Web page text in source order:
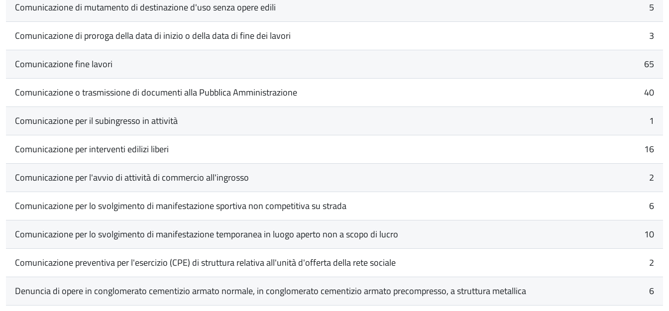
Comunicazione di mutamento di destinazione d'uso senza opere edili 5
Comunicazione di proroga della data di inizio o della data di fine dei lavori 3
Comunicazione fine lavori 65
Comunicazione o trasmissione di documenti alla Pubblica Amministrazione 40
Comunicazione per il subingresso in attività 1
Comunicazione per interventi edilizi liberi 16
Comunicazione per l'avvio di attività di commercio all'ingrosso 2
Comunicazione per lo svolgimento di manifestazione sportiva non competitiva su strada 6
Comunicazione per lo svolgimento di manifestazione temporanea in luogo aperto non a scopo di lucro 10
Comunicazione preventiva per l'esercizio (CPE) di struttura relativa all'unità d'offerta della rete sociale 2
Denuncia di opere in conglomerato cementizio armato normale, in conglomerato cementizio armato precompresso, a struttura metallica 6